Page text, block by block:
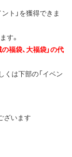
ト」を獲得できま
す。
福袋、大福袋」の代
くは下部の「イベン
ざいます